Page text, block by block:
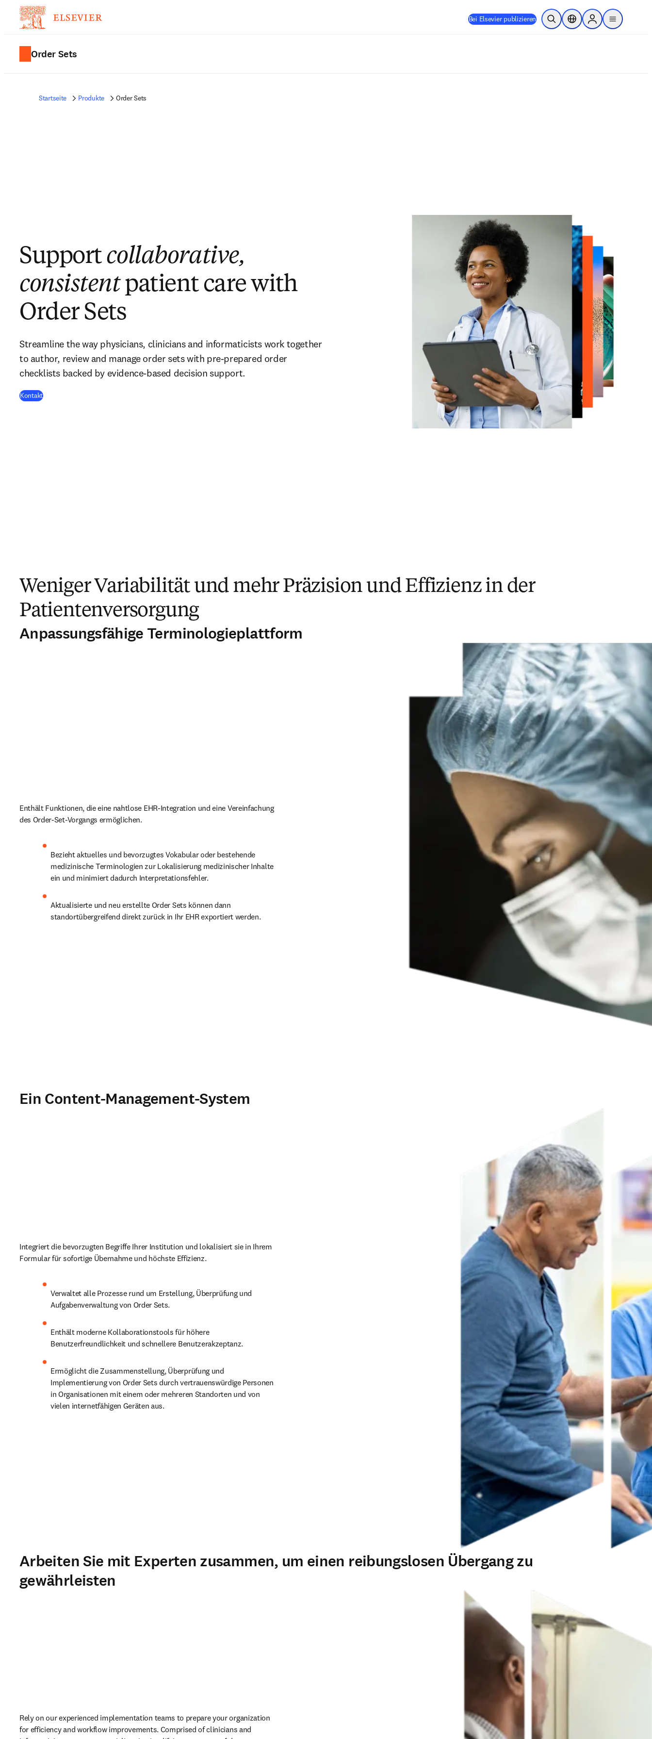
Bei Elsevier publizieren Suche öffnenStandortauswahl
Sign in to products
menu
Order Sets
Startseite Produkte Order Sets
Support collaborative,
consistentpatient care with
Order Sets
Streamline the way physicians, clinicians and informaticists work together
to author, review and manage order sets with pre-prepared order
checklists backed by evidence-based decision support.
Kontakt
Weniger Variabilität und mehr Präzision und Effizienz in der
Patientenversorgung
Anpassungsfähige Terminologieplattform
Enthält Funktionen, die eine nahtlose EHR-Integration und eine Vereinfachung
des Order-Set-Vorgangs ermöglichen.
Bezieht aktuelles und bevorzugtes Vokabular oder bestehende
medizinische Terminologien zur Lokalisierung medizinischer Inhalte
ein und minimiert dadurch Interpretationsfehler.
Aktualisierte und neu erstellte Order Sets können dann
standortübergreifend direkt zurück in Ihr EHR exportiert werden.
Ein Content-Management-System
Integriert die bevorzugten Begriffe Ihrer Institution und lokalisiert sie in Ihrem
Formular für sofortige Übernahme und höchste Effizienz.
Verwaltet alle Prozesse rund um Erstellung, Überprüfung und
Aufgabenverwaltung von Order Sets.
Enthält moderne Kollaborationstools für höhere
Benutzerfreundlichkeit und schnellere Benutzerakzeptanz.
Ermöglicht die Zusammenstellung, Überprüfung und
Implementierung von Order Sets durch vertrauenswürdige Personen
in Organisationen mit einem oder mehreren Standorten und von
vielen internetfähigen Geräten aus.
Arbeiten Sie mit Experten zusammen, um einen reibungslosen Übergang zu
gewährleisten
Rely on our experienced implementation teams to prepare your organization
for efficiency and workflow improvements. Comprised of clinicians and